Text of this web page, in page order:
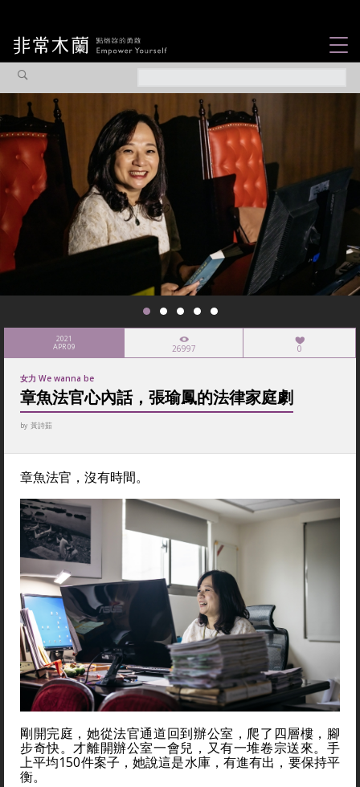
觀點專欄
焦點企劃
社會企業
認識我們
2021
APR 09 26997 0
女力 We wanna be
章魚法官心內話，張瑜鳳的法律家庭劇
by 黃詩茹
章魚法官，沒有時間。
剛開完庭，她從法官通道回到辦公室，爬了四層樓，腳
步奇快。才離開辦公室一會兒，又有一堆卷宗送來。手
上平均150件案子，她說這是水庫，有進有出，要保持平
衡。